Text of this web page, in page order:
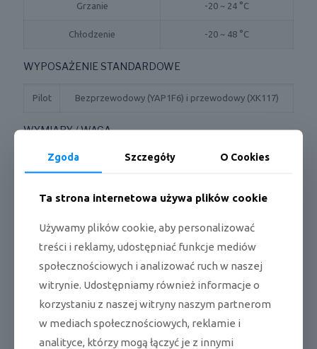
Grzanie -20 ~ 24 °C
Chłodzenie -20 ~ 48 °C
WYPOSAŻENIE STANDARDOWE
Pilot Bezprzewodowy (YAP1F6) i przewodowy (XK117)
WYMIARY / WAGA
Długość x wysokość x szerokość jedn.
wewn.
1000 x 300 x 700
Długość x wysokość x szerokość jedn.
940 x 820 x 530
Waga netto jedn. wewn. / zewn. 41,0 / 89,0 kg
Moduł WiFi Opcja
Filtr plazmowy
Zgoda Szczegóły O Cookies
Ta strona internetowa używa plików cookie
Używamy plików cookie, aby personalizować
treści i reklamy, udostępniać funkcje mediów
społecznościowych i analizować ruch w naszej
witrynie. Udostępniamy również informacje o
korzystaniu z naszej witryny naszym partnerom
w mediach społecznościowych, reklamie i
analityce, którzy mogą łączyć je z innymi